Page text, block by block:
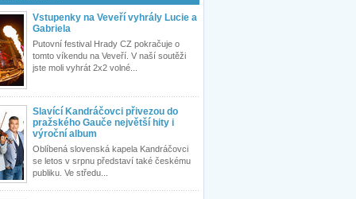
Vstupenky na Veveří vyhrály Lucie a
Gabriela
Putovní festival Hrady CZ pokračuje o
tomto víkendu na Veveří. V naší soutěži
jste moli vyhrát 2x2 volné...
Slavící Kandráčovci přivezou do
pražského Gauče největší hity i
výroční album
Oblíbená slovenská kapela Kandráčovci
se letos v srpnu představí také českému
publiku. Ve středu...